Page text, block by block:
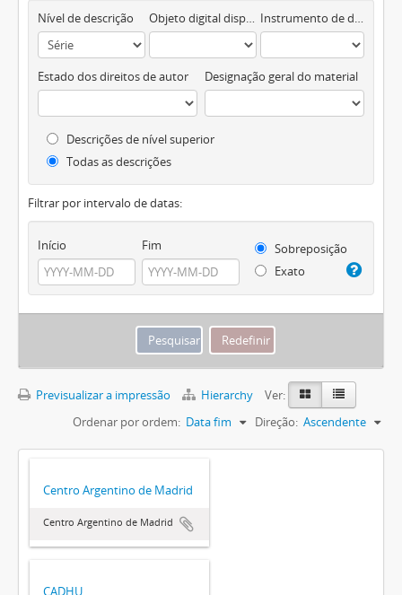
Nível de descrição Objeto digital disponível Instrumento de descrição documental
Estado dos direitos de autor Designação geral do material
Descrições de nível superior
Todas as descrições
Filtrar por intervalo de datas:
Início Fim
Sobreposição
Exato
Previsualizar a impressão Hierarchy
Ver:
Ordenar por ordem: Data fim Direção: Ascendente
Centro Argentino de Madrid
Centro Argentino de Madrid
CADHU